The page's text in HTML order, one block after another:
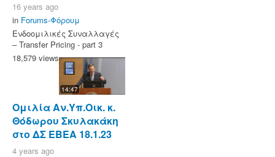
16 years ago
in Forums-Φόρουμ
Ενδοομιλικές Συναλλαγές
– Transfer Pricing - part 3
18,579 views
14:47
Ομιλία Αν.Υπ.Οικ. κ.
Θόδωρου Σκυλακάκη
στο ΔΣ ΕΒΕΑ 18.1.23
4 years ago